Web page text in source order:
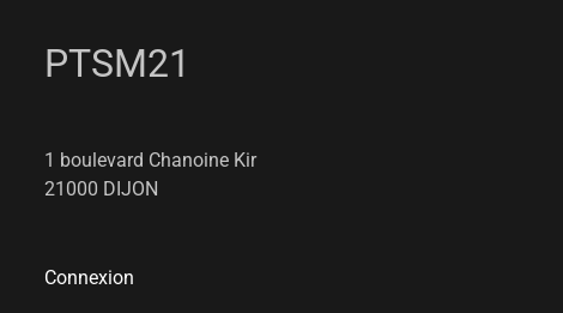
PTSM21
1 boulevard Chanoine Kir
21000 DIJON
Connexion